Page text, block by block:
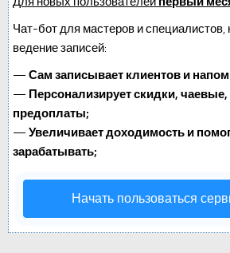
Чат-бот для мастеров и
ведение записей:
— Сам записывает клиентов и
— Персонализирует скидки,
предоплаты;
— Увеличивает доходимость и
зарабатывать;
Начать пользоваться